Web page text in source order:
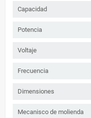
Capacidad
Potencia
Voltaje
Frecuencia
Dimensiones
Mecanisco de molienda